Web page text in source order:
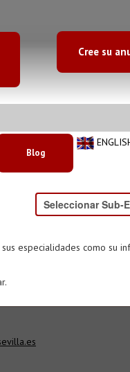
Cree su
Blog
especialidades como su